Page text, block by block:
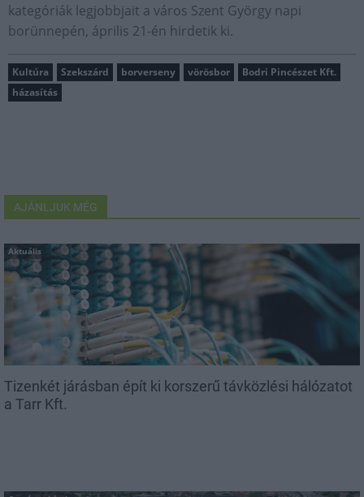
kategóriák legjobbjait a város Szent György napi
borünnepén, április 21-én hirdetik ki.
Kultúra Szekszárd borverseny vörösbor
Bodri Pincészet Kft.
házasítás
AJÁNLJUK MÉG
Aktuális
Tizenkét járásban épít ki korszerű távközlési hálózatot
a Tarr Kft.